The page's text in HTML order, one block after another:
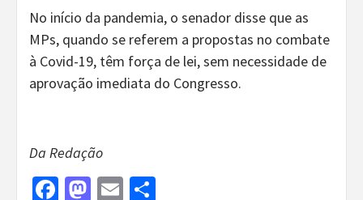
No início da pandemia, o senador disse que as
MPs, quando se referem a propostas no combate
à Covid-19, têm força de lei, sem necessidade de
aprovação imediata do Congresso.
Da Redação
Facebook
Mastodon
Email